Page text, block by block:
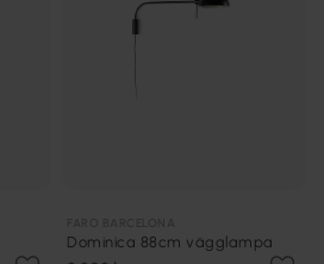
Dominica 88cm vägglampa